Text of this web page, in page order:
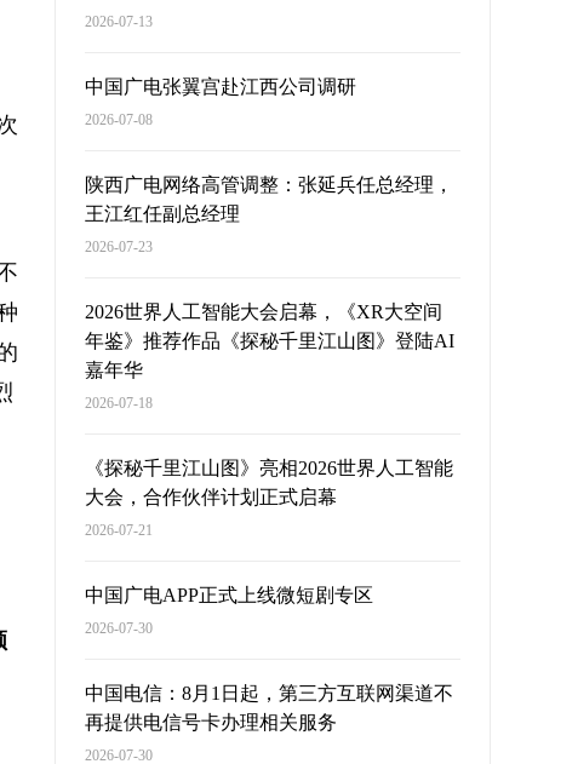
2026-07-13
中国广电张翼宫赴江西公司调研
2026-07-08
陕西广电网络高管调整：张延兵任总经理，
王江红任副总经理
2026-07-23
2026世界人工智能大会启幕，《XR大空间
年鉴》推荐作品《探秘千里江山图》登陆AI
嘉年华
2026-07-18
《探秘千里江山图》亮相2026世界人工智能
大会，合作伙伴计划正式启幕
2026-07-21
中国广电APP正式上线微短剧专区
2026-07-30
中国电信：8月1日起，第三方互联网渠道不
再提供电信号卡办理相关服务
2026-07-30